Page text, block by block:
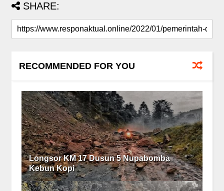
SHARE:
RECOMMENDED FOR YOU
Longsor KM 17 Dusun 5 Nupabomba
Kebun Kopi